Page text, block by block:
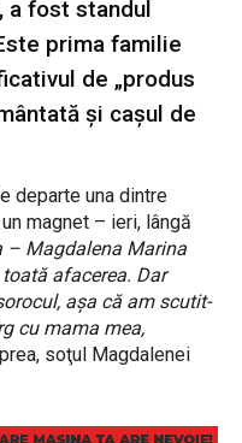
a fost standul
prima familie
de „produs
şi caşul de
departe una dintre
magnet – ieri, lângă
– Magdalena Marina
afacerea. Dar
aşa că am scutit-
cu mama mea,
soţul Magdalenei